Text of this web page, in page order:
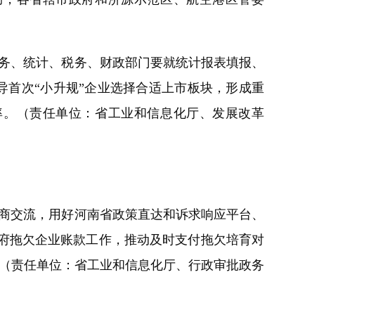
统计、税务、财政部门要就统计报表填报、
次“小升规”企业选择合适上市板块，形成重
（责任单位：省工业和信息化厅、发展改革
流，用好河南省政策直达和诉求响应平台、
拖欠企业账款工作，推动及时支付拖欠培育对
责任单位：省工业和信息化厅、行政审批政务